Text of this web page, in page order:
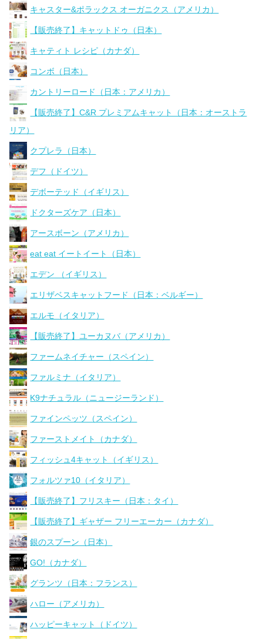
キャスター&ポラックス オーガニクス（アメリカ）
【販売終了】キャットドゥ（日本）
キャティト レシピ（カナダ）
コンボ（日本）
カントリーロード（日本：アメリカ）
【販売終了】C&R プレミアムキャット（日本：オーストラ
リア）
クプレラ（日本）
デフ（ドイツ）
デボーテッド（イギリス）
ドクターズケア（日本）
アースボーン（アメリカ）
eat eat イートイート（日本）
エデン （イギリス）
エリザベスキャットフード（日本：ベルギー）
エルモ（イタリア）
【販売終了】ユーカヌバ（アメリカ）
ファームネイチャー（スペイン）
ファルミナ（イタリア）
K9ナチュラル（ニュージーランド）
ファインペッツ（スペイン）
ファーストメイト（カナダ）
フィッシュ4キャット（イギリス）
フォルツァ10（イタリア）
【販売終了】フリスキー（日本：タイ）
【販売終了】ギャザー フリーエーカー（カナダ）
銀のスプーン（日本）
GO!（カナダ）
グランツ（日本：フランス）
ハロー（アメリカ）
ハッピーキャット（ドイツ）